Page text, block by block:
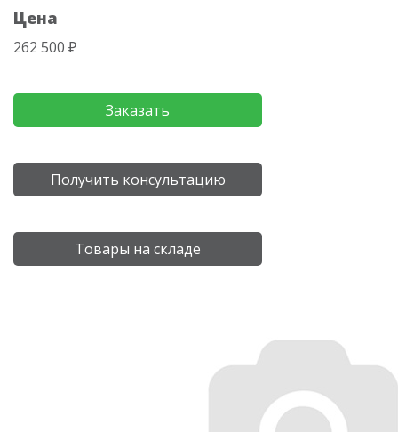
Цена
262 500 ₽
Заказать
Получить консультацию
Товары на складе